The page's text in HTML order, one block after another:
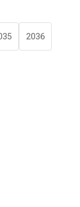
2036